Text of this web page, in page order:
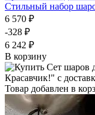
Стильный набор
6 570 ₽
-328 ₽
6 242 ₽
В корзину
Товар добавлен в